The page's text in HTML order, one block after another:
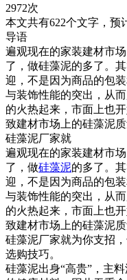
2972次
本文共有622个文字，预
导语
遍观现在的家装建材市
了，做硅藻泥的多了。
迎，不是因为商品的包
与装饰性能的突出，从
的火热起来，市面上也
致建材市场上的硅藻泥
硅藻泥厂家就
遍观现在的家装建材市
了，做硅藻泥的多了。
迎，不是因为商品的包
与装饰性能的突出，从
的火热起来，市面上也
致建材市场上的硅藻泥
硅藻泥厂家就为你支招
选购技巧。
硅藻泥出身“高贵”，主